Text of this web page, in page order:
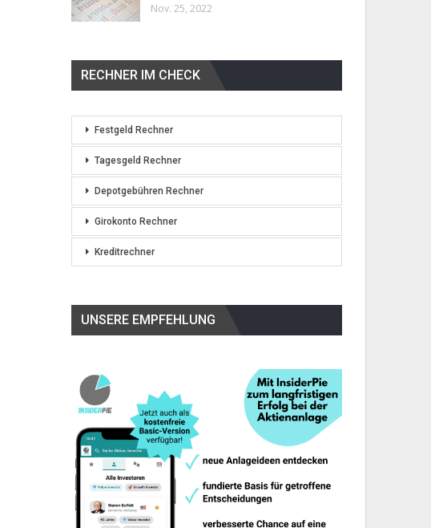
Nov. 25, 2022
RECHNER IM CHECK
Festgeld Rechner
Tagesgeld Rechner
Depotgebühren Rechner
Girokonto Rechner
Kreditrechner
UNSERE EMPFEHLUNG